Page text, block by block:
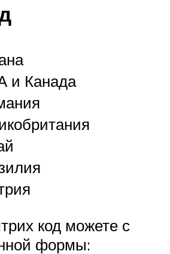
и Канада
код можете с
формы: